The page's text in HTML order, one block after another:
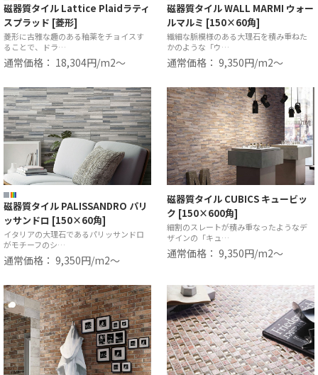
磁器質タイル Lattice Plaidラティ
スプラッド [菱形]
菱形に古雅な趣のある釉薬をチョイスす
ることで、ドラ…
通常価格： 18,304円/m2〜
磁器質タイル WALL MARMI ウォー
ルマルミ [150×60角]
繊細な脈模様のある大理石を積み重ねた
かのような「ウ…
通常価格： 9,350円/m2〜
磁器質タイル PALISSANDRO パリ
ッサンドロ [150×60角]
イタリアの大理石であるパリッサンドロ
がモチーフのシ…
通常価格： 9,350円/m2〜
磁器質タイル CUBICS キュービッ
ク [150×600角]
細割のスレートが積み重なったようなデ
ザインの「キュ…
通常価格： 9,350円/m2〜